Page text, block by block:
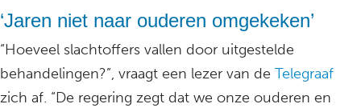
‘Jaren niet naar ouderen omgekeken’
“Hoeveel slachtoffers vallen door uitgestelde
behandelingen?”, vraagt een lezer van de Telegraaf
zich af. “De regering zegt dat we onze ouderen en